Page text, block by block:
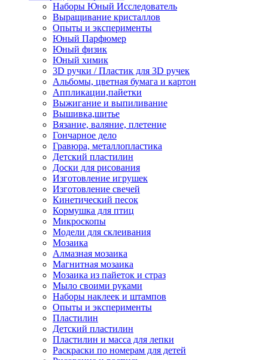
Наборы Юный Исследователь
Выращивание кристаллов
Опыты и эксперименты
Юный Парфюмер
Юный физик
Юный химик
3D ручки / Пластик для 3D ручек
Альбомы, цветная бумага и картон
Аппликации,пайетки
Выжигание и выпиливание
Вышивка,шитье
Вязание, валяние, плетение
Гончарное дело
Гравюра, металлопластика
Детский пластилин
Доски для рисования
Изготовление игрушек
Изготовление свечей
Кинетический песок
Кормушка для птиц
Микроскопы
Модели для склеивания
Мозаика
Алмазная мозаика
Магнитная мозаика
Мозаика из пайеток и страз
Мыло своими руками
Наборы наклеек и штампов
Опыты и эксперименты
Пластилин
Детский пластилин
Пластилин и масса для лепки
Раскраски по номерам для детей